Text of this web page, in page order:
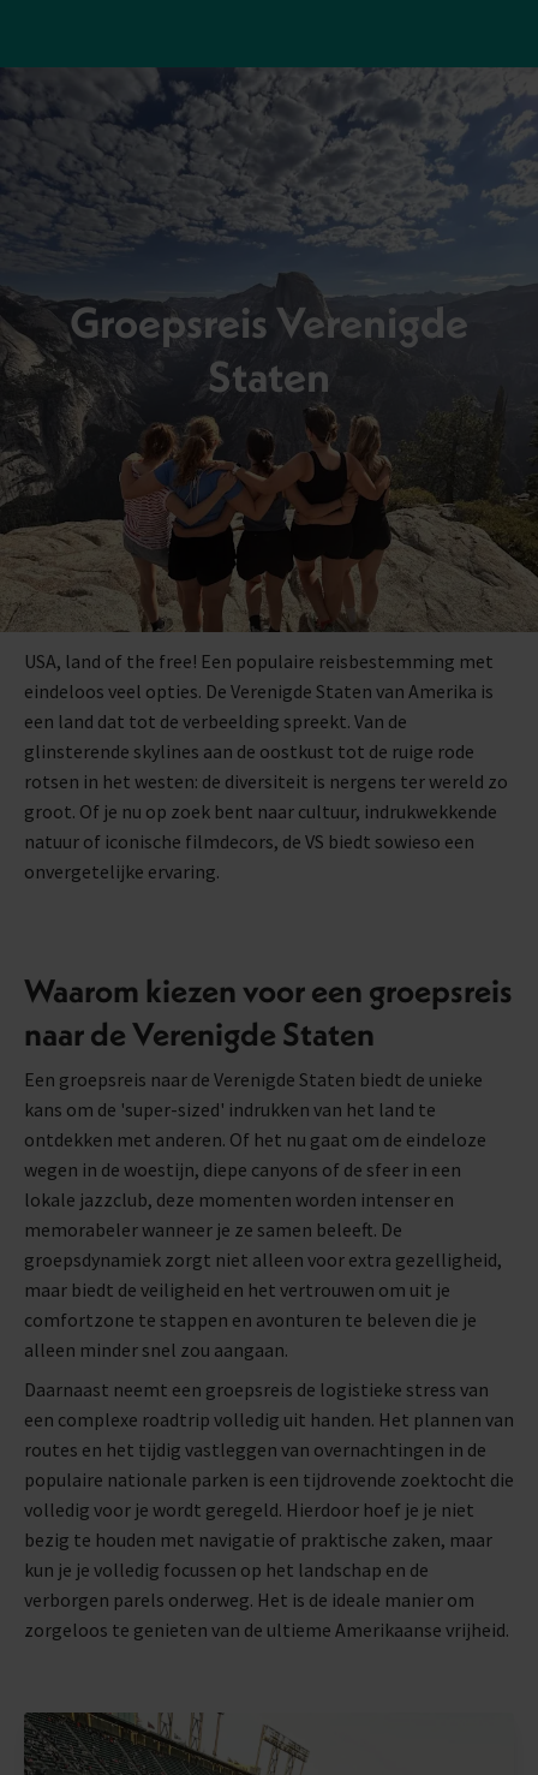
Groepsreis Verenigde
Staten
USA, land of the free! Een populaire reisbestemming met
eindeloos veel opties. De Verenigde Staten van Amerika is
een land dat tot de verbeelding spreekt. Van de
glinsterende skylines aan de oostkust tot de ruige rode
rotsen in het westen: de diversiteit is nergens ter wereld zo
groot. Of je nu op zoek bent naar cultuur, indrukwekkende
natuur of iconische filmdecors, de VS biedt sowieso een
onvergetelijke ervaring.
Waarom kiezen voor een groepsreis
naar de Verenigde Staten
Een groepsreis naar de Verenigde Staten biedt de unieke
kans om de 'super-sized' indrukken van het land te
ontdekken met anderen. Of het nu gaat om de eindeloze
wegen in de woestijn, diepe canyons of de sfeer in een
lokale jazzclub, deze momenten worden intenser en
memorabeler wanneer je ze samen beleeft. De
groepsdynamiek zorgt niet alleen voor extra gezelligheid,
maar biedt de veiligheid en het vertrouwen om uit je
comfortzone te stappen en avonturen te beleven die je
alleen minder snel zou aangaan.
Daarnaast neemt een groepsreis de logistieke stress van
een complexe roadtrip volledig uit handen. Het plannen van
routes en het tijdig vastleggen van overnachtingen in de
populaire nationale parken is een tijdrovende zoektocht die
volledig voor je wordt geregeld. Hierdoor hoef je je niet
bezig te houden met navigatie of praktische zaken, maar
kun je je volledig focussen op het landschap en de
verborgen parels onderweg. Het is de ideale manier om
zorgeloos te genieten van de ultieme Amerikaanse vrijheid.